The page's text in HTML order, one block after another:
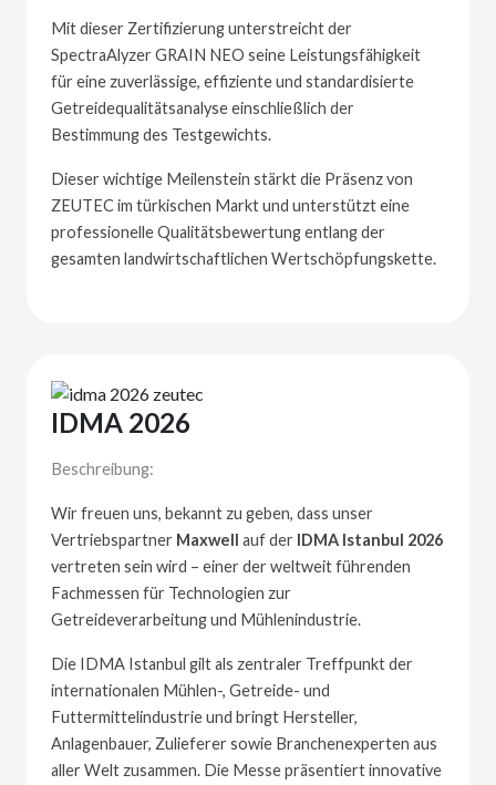
Mit dieser Zertifizierung unterstreicht der
SpectraAlyzer GRAIN NEO seine Leistungsfähigkeit
für eine zuverlässige, effiziente und standardisierte
Getreidequalitätsanalyse einschließlich der
Bestimmung des Testgewichts.
Dieser wichtige Meilenstein stärkt die Präsenz von
ZEUTEC im türkischen Markt und unterstützt eine
professionelle Qualitätsbewertung entlang der
gesamten landwirtschaftlichen Wertschöpfungskette.
IDMA 2026
Beschreibung:
Wir freuen uns, bekannt zu geben, dass unser
Vertriebspartner Maxwell auf der IDMA Istanbul 2026
vertreten sein wird – einer der weltweit führenden
Fachmessen für Technologien zur
Getreideverarbeitung und Mühlenindustrie.
Die IDMA Istanbul gilt als zentraler Treffpunkt der
internationalen Mühlen-, Getreide- und
Futtermittelindustrie und bringt Hersteller,
Anlagenbauer, Zulieferer sowie Branchenexperten aus
aller Welt zusammen. Die Messe präsentiert innovative